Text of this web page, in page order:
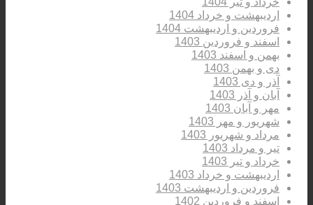
اردیبهشت و خرداد 1404
فروردین و اردیبهشت 1404
اسفند و فروردین 1403
بهمن و اسفند 1403
دی و بهمن 1403
آذر و دی 1403
آبان و آذر 1403
مهر و آبان 1403
شهریور و مهر 1403
مرداد و شهریور 1403
تیر و مرداد 1403
خرداد و تیر 1403
اردیبهشت و خرداد 1403
فروردین و اردیبهشت 1403
اسفند و فروردین 1402